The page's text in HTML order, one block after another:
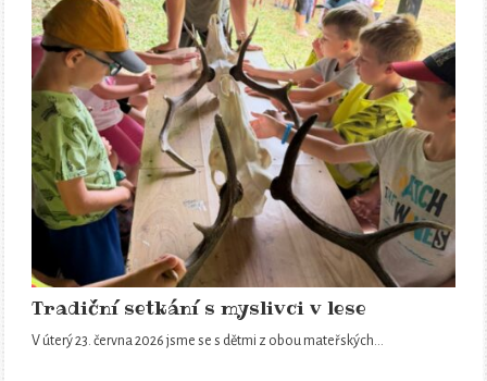
Tradiční setkání s myslivci v lese
V úterý 23. června 2026 jsme se s dětmi z obou mateřských…